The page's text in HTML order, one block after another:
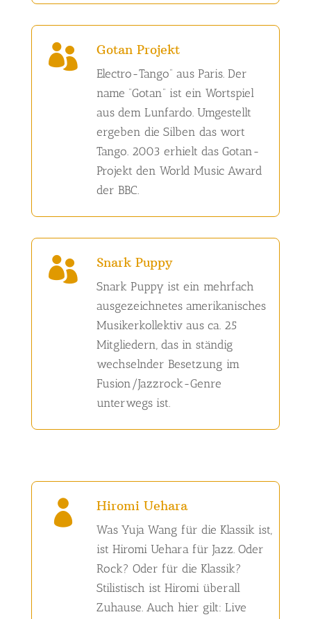
 Gotan Projekt
Electro-Tango” aus Paris. Der
name “Gotan” ist ein Wortspiel
aus dem Lunfardo. Umgestellt
ergeben die Silben das wort
Tango. 2003 erhielt das Gotan-
Projektden World Music Award
der BBC.
 Snark Puppy
Snark Puppy ist ein mehrfach
ausgezeichnetes amerikanisches
Musikerkollektiv aus ca. 25
Mitgliedern, das in ständig
wechselnder Besetzung im
Fusion/Jazzrock-Genre
unterwegs ist.
 Hiromi Uehara
Was Yuja Wang für die Klassik ist,
ist Hiromi Ueharafür Jazz. Oder
Rock? Oder für die Klassik?
Stilistisch ist Hiromi überall
Zuhause. Auch hier gilt: Live